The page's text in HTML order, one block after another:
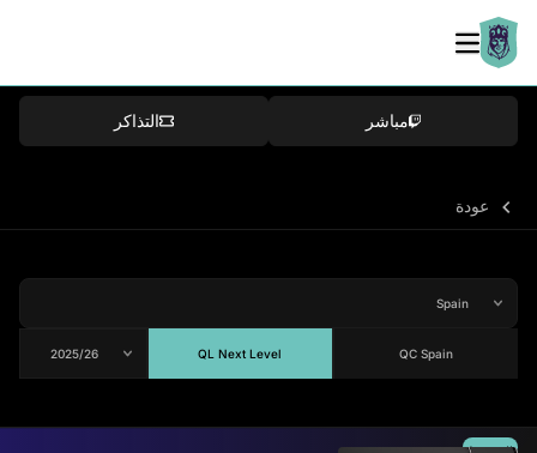
مباشر التذاكر
عودة
QC Spain
QL Next Level